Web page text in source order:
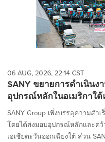
06 AUG, 2026, 22:14 CST
SANY ขยายการดำเนิน
อุปกรณ์หลักในอเมริกาใต้
SANY Group เพิ่งบรรลุความส
โดยได้ส่งมอบอุปกรณ์หลักและคว้
เอเชียตะวันออกเฉียงใต้ ส่วน